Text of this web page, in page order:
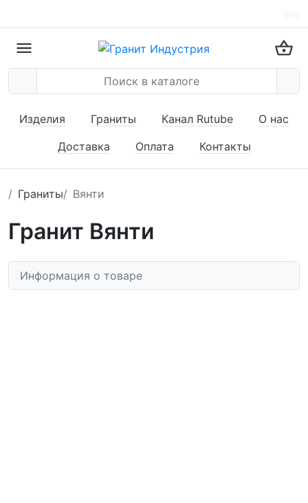
Изделия Граниты Канал Rutube
О нас
Доставка
Оплата Контакты
Граниты Вянти
Гранит Вянти
Информация о товаре